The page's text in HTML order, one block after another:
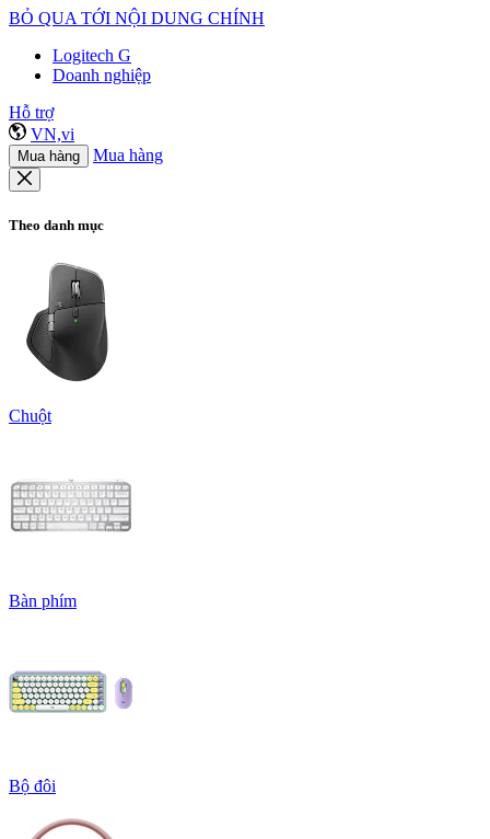
BỎ QUA TỚI NỘI DUNG CHÍNH
Logitech G
Doanh nghiệp
Hỗ trợ
VN,vi
Mua hàng Mua hàng
Theo danh mục
Chuột
Bàn phím
Bộ đôi